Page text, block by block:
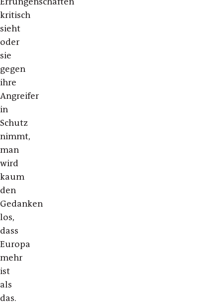
kritisch
sieht
oder
sie
gegen
ihre
Angreifer
in
Schutz
nimmt,
man
wird
kaum
den
Gedanken
los,
dass
Europa
mehr
ist
als
das.